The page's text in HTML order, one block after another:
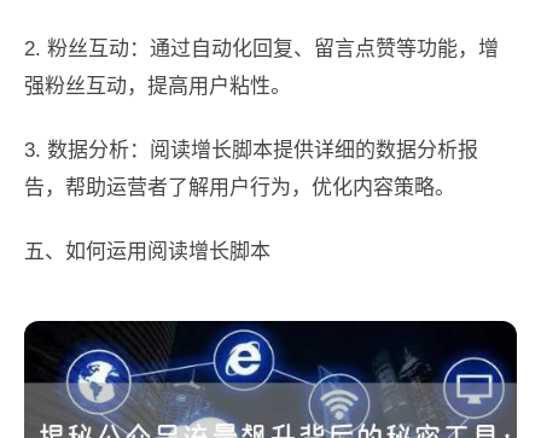
2. 粉丝互动：通过自动化回复、留言点赞等功能，增
强粉丝互动，提高用户粘性。
3. 数据分析：阅读增长脚本提供详细的数据分析报
告，帮助运营者了解用户行为，优化内容策略。
五、如何运用阅读增长脚本